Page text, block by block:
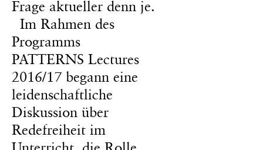
Frage aktueller denn je.
Im Rahmen des
Programms
PATTERNS Lectures
2016/17 begann eine
leidenschaftliche
Diskussion über
Redefreiheit im